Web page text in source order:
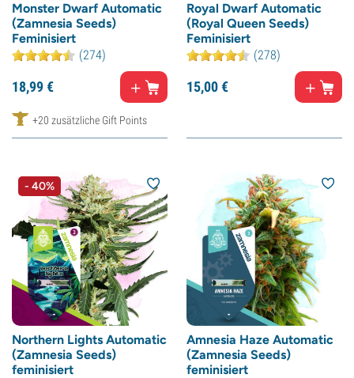
Monster Dwarf Automatic
(Zamnesia Seeds)
Feminisiert
(274)
18,99€
+20 zusätzliche Gift Points
Royal Dwarf Automatic
(Royal Queen Seeds)
Feminisiert
(278)
15,00€
- 40%
Northern Lights Automatic
(Zamnesia Seeds)
feminisiert
Amnesia Haze Automatic
(Zamnesia Seeds)
feminisiert